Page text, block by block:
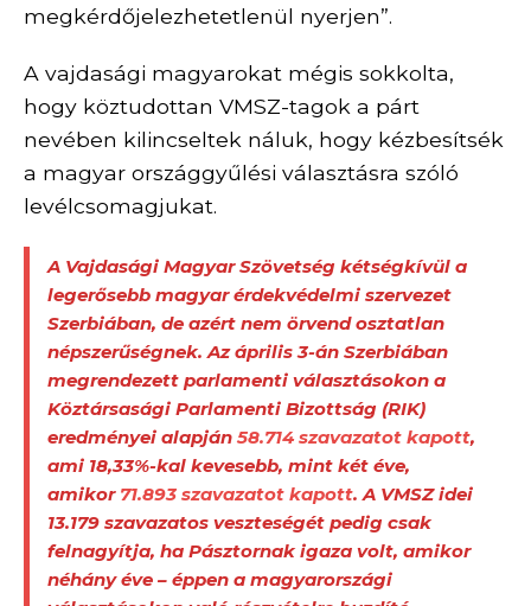
megkérdőjelezhetetlenül nyerjen”.
A vajdasági magyarokat mégis sokkolta,
hogy köztudottan VMSZ-tagok a párt
nevében kilincseltek náluk, hogy kézbesítsék
a magyar országgyűlési választásra szóló
levélcsomagjukat.
A Vajdasági Magyar Szövetség kétségkívül a
legerősebb magyar érdekvédelmi szervezet
Szerbiában, de azért nem örvend osztatlan
népszerűségnek. Az április 3-án Szerbiában
megrendezett parlamenti választásokon a
Köztársasági Parlamenti Bizottság (RIK)
eredményei alapján 58.714 szavazatot kapott,
ami 18,33%-kal kevesebb, mint két éve,
amikor71.893 szavazatot kapott. A VMSZ idei
13.179 szavazatos veszteségét pedig csak
felnagyítja, ha Pásztornak igaza volt, amikor
néhány éve – éppen a magyarországi